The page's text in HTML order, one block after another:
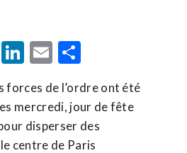
Telegram
LinkedIn
Email
forces de l’ordre ont été
mercredi, jour de fête
disperser des
centre de Paris